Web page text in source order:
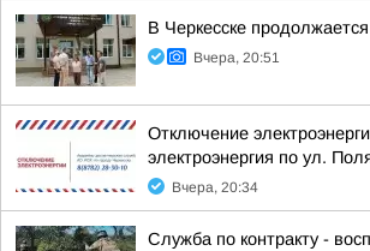
В Черкесске
Вчера, 20:51
Отключение
электроэнергия по ул.
Вчера, 20:34
Служба по контракту -